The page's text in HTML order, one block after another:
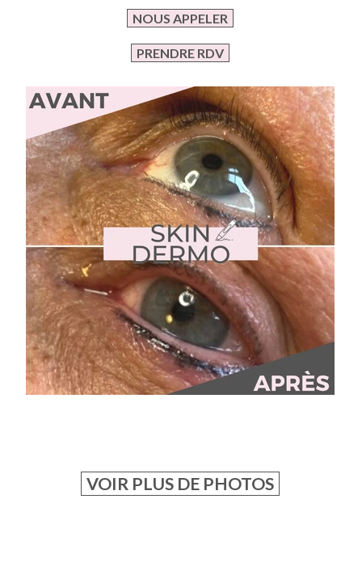
NOUS APPELER
PRENDRE RDV
VOIR PLUS DE PHOTOS